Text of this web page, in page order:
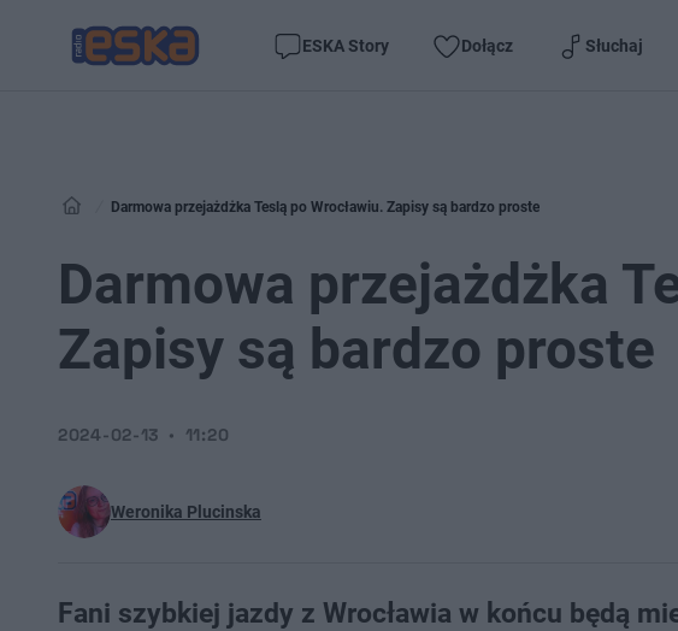
ESKA Story Dołącz Słuchaj
Darmowa przejażdżka Teslą po Wrocławiu. Zapisy są bardzo proste
Darmowa przejażdżka
Zapisy są bardzo proste
Weronika Plucinska
2024-02-13 11:20
Fani szybkiej jazdy z Wrocławia w końcu będą